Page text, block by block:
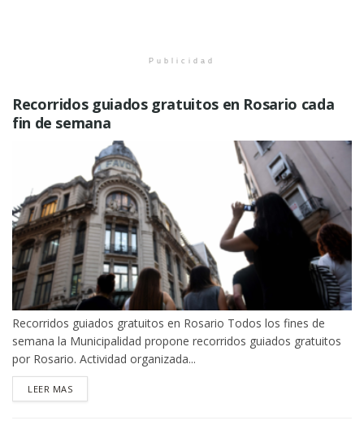
Publicidad
Recorridos guiados gratuitos en Rosario cada
fin de semana
Recorridos guiados gratuitos en Rosario Todos los fines de
semana la Municipalidad propone recorridos guiados gratuitos
por Rosario. Actividad organizada...
LEER MASDETAILS